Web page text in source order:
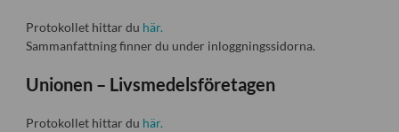
Protokollet hittar du här.
Sammanfattning finner du under inloggningssidorna.
Unionen – Livsmedelsföretagen
Protokollet hittar du här.